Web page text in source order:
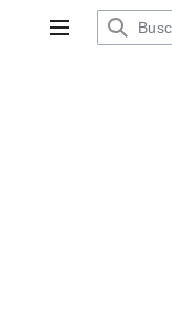
Menú principal